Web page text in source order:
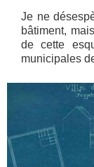
Je ne
bâtiment,
de cette
municipales